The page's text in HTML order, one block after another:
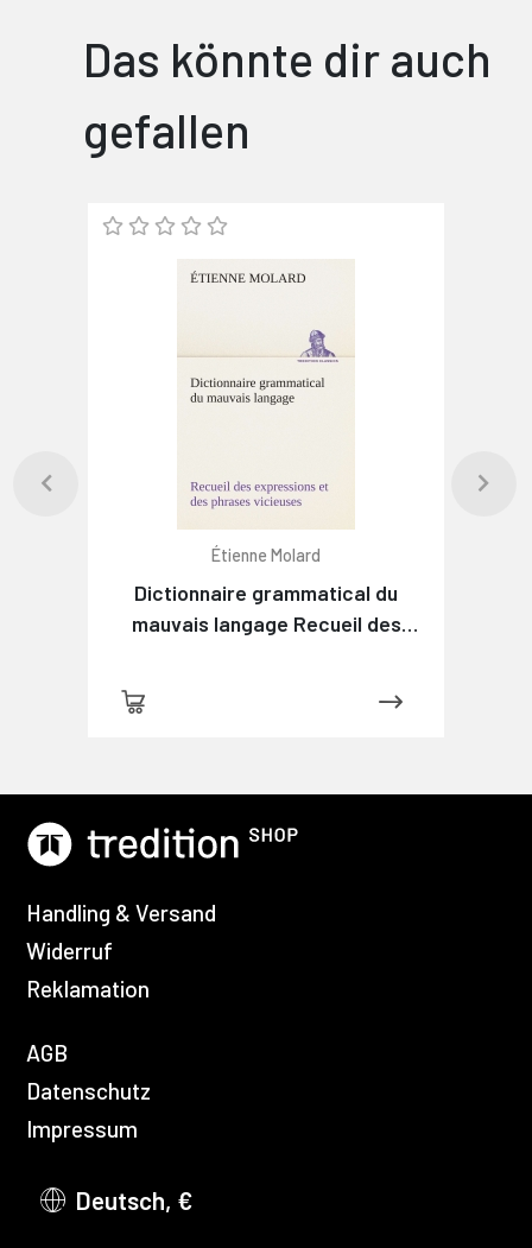
Das könnte dir auch
gefallen
Étienne Molard
Dictionnaire grammatical du
mauvais langage Recueil des
vicieuses usitées en France, et
Handling & Versand
Widerruf
Reklamation
AGB
Datenschutz
Impressum
Deutsch, €